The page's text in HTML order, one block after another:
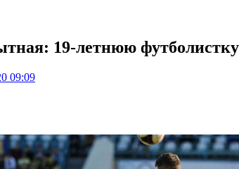
19-летнюю
09:09